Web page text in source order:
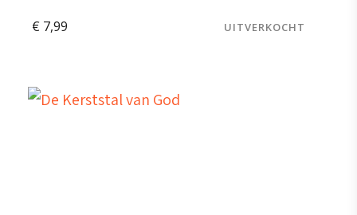
€ 7,99 UITVERKOCHT